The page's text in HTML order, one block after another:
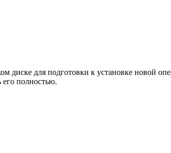
диске для подготовки к установке новой
полностью.